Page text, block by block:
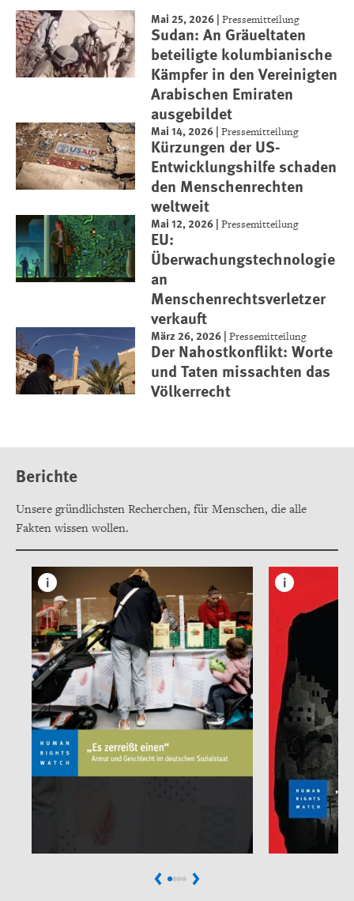
Mai 25, 2026 |Pressemitteilung
Sudan: An Gräueltaten
beteiligte kolumbianische
Kämpfer in den Vereinigten
Arabischen Emiraten
ausgebildet
Mai 14, 2026 |Pressemitteilung
Kürzungen der US-
Entwicklungshilfe schaden
den Menschenrechten
weltweit
Mai 12, 2026 |Pressemitteilung
EU:
Überwachungstechnologie
an
Menschenrechtsverletzer
verkauft
März 26, 2026 |Pressemitteilung
Der Nahostkonflikt: Worte
und Taten missachten das
Völkerrecht
Berichte
Unsere gründlichsten Recherchen, für Menschen, die alle
Fakten wissen wollen.
PreviousNext